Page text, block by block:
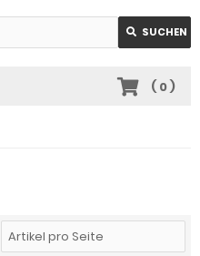
SUCHEN
( 0)